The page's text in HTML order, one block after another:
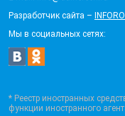
Разработчик сайта –
Мы в социальных сетях:
* Реестр иностранных
функции иностранного